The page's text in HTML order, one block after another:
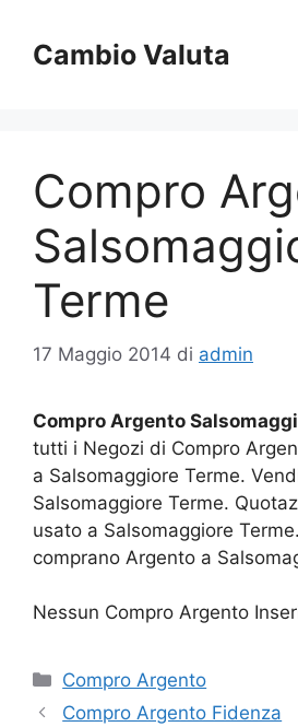
contenuto
Cambio Valuta
Compro
Terme
17 Maggio 2014 di admin
Compro Argento
tutti i Negozi di Compro
a Salsomaggiore Terme.
Salsomaggiore Terme.
usato a Salsomaggiore
comprano Argento a
Nessun Compro Argento
Categorie
Compro Argento
Compro Argento Fidenza